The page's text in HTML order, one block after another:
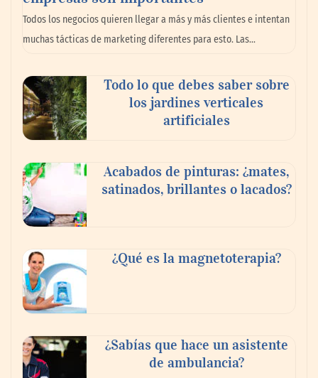
Livingreen B2B amplía su catálogo de
pisos deportivos para gimnasios en México
Todos los negocios quieren llegar a más y más clientes e intentan
muchas tácticas de marketing diferentes para esto. Las…
Todo lo que debes saber sobre
los jardines verticales
artificiales
Acabados de pinturas: ¿mates,
satinados, brillantes o lacados?
¿Qué es la magnetoterapia?
¿Sabías que hace un asistente
de ambulancia?